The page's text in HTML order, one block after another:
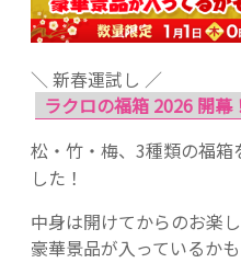
＼ 新春運試し ／
ラクロの福箱 2026 開幕
松・竹・梅、3種類の福箱
した！
中身は開けてからのお楽
豪華景品が入っているかも